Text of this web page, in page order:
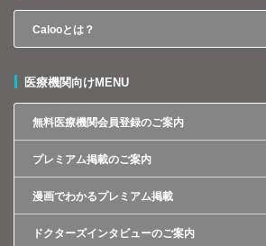
Calooとは？
医療機関向けMENU
無料医療機関会員登録のご案内
プレミアム掲載のご案内
漫画でわかるプレミアム掲載
ドクターズインタビューのご案内